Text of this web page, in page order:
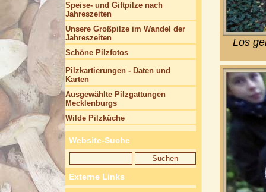
Los
Speise- und Giftpilze nach
Jahreszeiten
Unsere Großpilze im Wandel der
Jahreszeiten
Schöne Pilzfotos
Pilzkartierungen - Daten und
Karten
Ausgewählte Pilzgattungen
Mecklenburgs
Wilde Pilzküche
Website-Suche
Externe Links